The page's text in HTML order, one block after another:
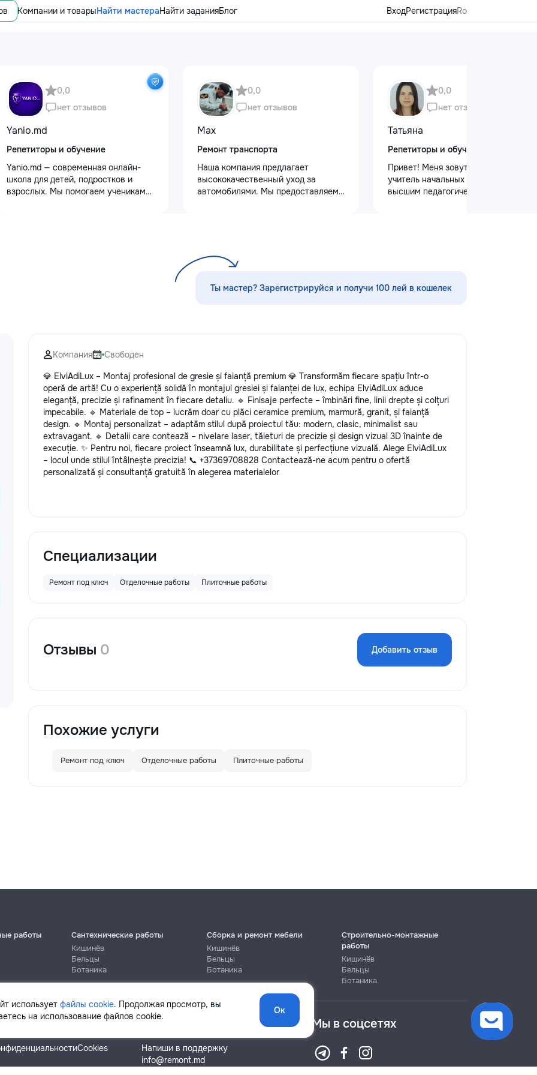
Компании и товарыНайти мастераНайти заданияБлог ВходРегистрацияRo
0,0
нет отзывов
Yanio.md
Репетиторы и обучение
Yanio.md — современная онлайн-
школа для детей, подростков и
взрослых. Мы помогаем ученикам
современных методик и
индивидуального подхода.
Подбираем преподавателя с учётом
уровня подготовки, целей и
пожеланий каждого ученика. ✔
Индивидуальные занятия и мини-
группы ✔ Подготовка к экзаменам
и поступлению ✔ Помощь по
школьной программе ✔ Обучение
взрослых ✔ Бесплатный пробный
0,0
нет отзывов
Max
Ремонт транспорта
Наша компания предлагает
высококачественный уход за
автомобилями. Мы предоставляем
защитными пленками, полировку
ремонт царапин на кузове.
и антихрому придают автомобилю
стиль, а защитная пленка на фары
защищает от повреждений. Мы
придерживаемся высоких
стандартов обслуживания,
используя передовые технологии.
Доверьте нам заботу о вашем
автомобиле, и он будет радовать
вас долгие годы.
0,0
нет отзывов
Татьяна
Репетиторы и обучение
Привет! Меня зовут Татьяна Я —
учитель начальных классов с
высшим педагогическим и
ориентировка в пространстве,
языку, математике, чтению и
письму ⭐️ работа с трудностями в
обучении ⭐️ коррекция чтения,
развитие речи Каждый ребёнок
особенный — я найду подход
именно к вашему! Занятия проходят
весело, динамично, с любовью к
детям и заботой об их развитии.
Ты мастер? Зарегистрируйся и получи 100 лей в кошелек
Компания
Свободен
💎 ElviAdiLux – Montaj profesional de gresie și faianță premium 💎 Transformăm fiecare spațiu într-o
operă de artă! Cu o experiență solidă în montajul gresiei și faianței de lux, echipa ElviAdiLux aduce
eleganță, precizie și rafinament în fiecare detaliu. 🔹 Finisaje perfecte – îmbinări fine, linii drepte și colțuri
impecabile. 🔹 Materiale de top – lucrăm doar cu plăci ceramice premium, marmură, granit, și faianță
design. 🔹 Montaj personalizat – adaptăm stilul după proiectul tău: modern, clasic, minimalist sau
extravagant. 🔹 Detalii care contează – nivelare laser, tăieturi de precizie și design vizual 3D înainte de
execuție. ✨ Pentru noi, fiecare proiect înseamnă lux, durabilitate și perfecțiune vizuală. Alege ElviAdiLux
– locul unde stilul întâlnește precizia! 📞 +37369708828 Contactează-ne acum pentru o ofertă
personalizată și consultanță gratuită în alegerea materialelor
Специализации
Ремонт под ключ Отделочные работы Плиточные работы
Отзывы 0 Добавить отзыв
Похожие услуги
Ремонт под ключ Отделочные работы Плиточные работы
использует файлы cookie. Продолжая просмотр, вы
на использование файлов cookie.
Ок
работы
Сантехнические работы
Кишинёв
Бельцы
Ботаника
Сборка и ремонт мебели
Кишинёв
Бельцы
Ботаника
Строительно-монтажные
работы
Кишинёв
Бельцы
Ботаника
Cookies
Помощь
Напиши в поддержку
info@remont.md
Мы в соцсетях